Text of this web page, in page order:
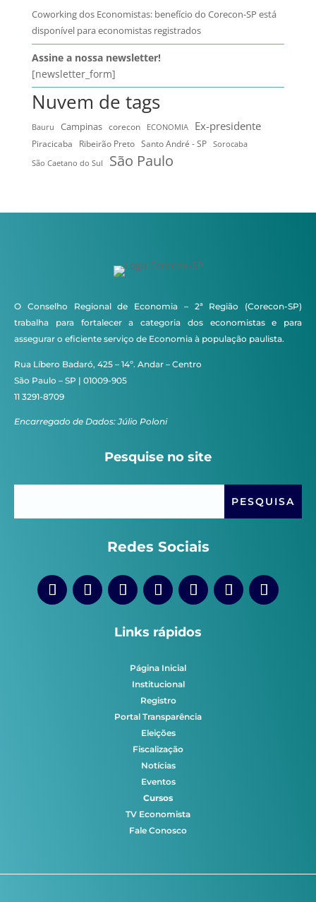
Coworking dos Economistas: benefício do Corecon-SP está
disponível para economistas registrados
Assine a nossa newsletter!
[newsletter_form]
Nuvem de tags
Bauru Campinas corecon ECONOMIA Ex-presidente
Piracicaba Ribeirão Preto Santo André - SP
Sorocaba
São Caetano do Sul
São Paulo
O Conselho Regional de Economia – 2ª Região (Corecon-SP)
trabalha para fortalecer a categoria dos economistas e para
assegurar o eficiente serviço de Economia à população paulista.
Rua Líbero Badaró, 425 – 14º. Andar – Centro
São Paulo – SP | 01009-905
11 3291-8709
Encarregado de Dados: Júlio Poloni
Pesquise no site
Redes Sociais
Links rápidos
Página Inicial
Institucional
Registro
Portal Transparência
Eleições
Fiscalização
Notícias
Eventos
Cursos
TV Economista
Fale Conosco